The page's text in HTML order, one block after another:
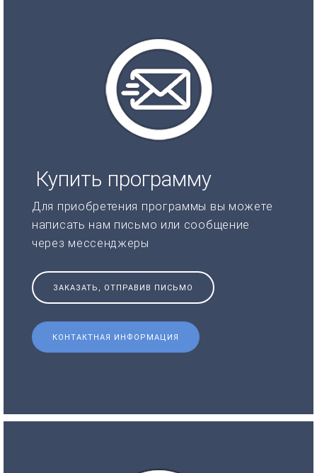
Купить программу
Для приобретения программы вы можете
написать нам письмо или сообщение
через мессенджеры
ЗАКАЗАТЬ, ОТПРАВИВ ПИСЬМО
КОНТАКТНАЯ ИНФОРМАЦИЯ